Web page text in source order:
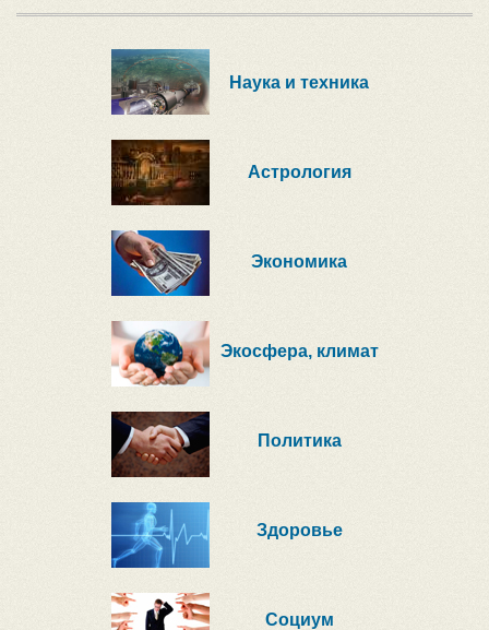
Наука и техника
Астрология
Экономика
Экосфера, климат
Политика
Здоровье
Социум